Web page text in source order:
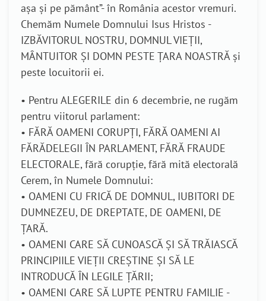
așa și pe pământ”- în România acestor vremuri.
Chemăm Numele Domnului Isus Hristos -
IZBĂVITORUL NOSTRU, DOMNUL VIEȚII,
MÂNTUITOR ȘI DOMN PESTE ȚARA NOASTRĂ și
peste locuitorii ei.
• Pentru ALEGERILE din 6 decembrie, ne rugăm
pentru viitorul parlament:
• FĂRĂ OAMENI CORUPȚI, FĂRĂ OAMENI AI
FĂRĂDELEGII ÎN PARLAMENT, FĂRĂ FRAUDE
ELECTORALE, fără corupție, fără mită electorală
Cerem, în Numele Domnului:
• OAMENI CU FRICĂ DE DOMNUL, IUBITORI DE
DUMNEZEU, DE DREPTATE, DE OAMENI, DE
ȚARĂ.
• OAMENI CARE SĂ CUNOASCĂ ȘI SĂ TRĂIASCĂ
PRINCIPIILE VIEȚII CREȘTINE ȘI SĂ LE
INTRODUCĂ ÎN LEGILE ȚĂRII;
• OAMENI CARE SĂ LUPTE PENTRU FAMILIE -